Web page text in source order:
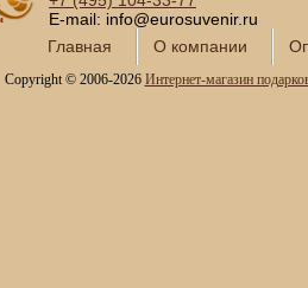
E-mail: info@eurosuvenir.ru
Главная
О компании
Copyright © 2006-2026 Интернет-магазин